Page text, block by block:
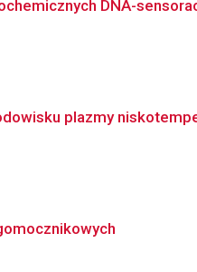
DNA-
plazmy